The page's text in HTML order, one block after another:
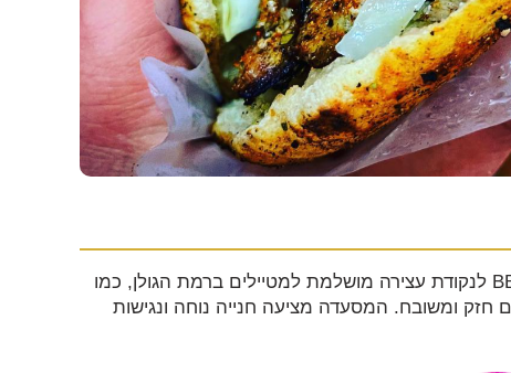
המיקום האסטרטגי במסעדה הופך את BBQ American לנקודת עצירה מושלמת למטיילים ברמת הגולן, כמו
חזק ומשובח. המסעדה מציעה חנייה נוחה ונגישות